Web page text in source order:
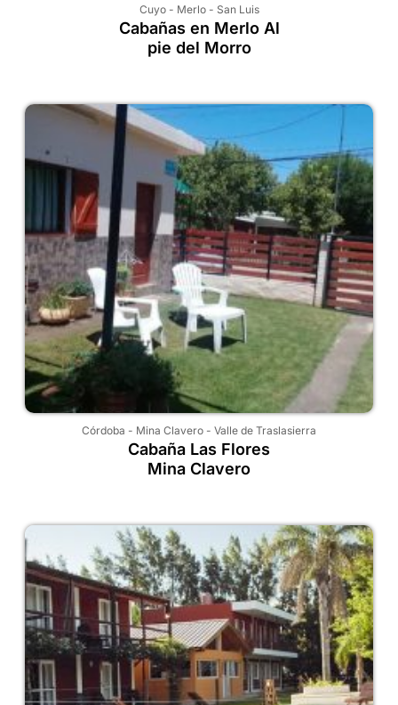
Cuyo- Merlo- San Luis
Cabañas en Merlo Al
pie del Morro
Córdoba - Mina Clavero - Valle de Traslasierra
Cabaña Las Flores
Mina Clavero